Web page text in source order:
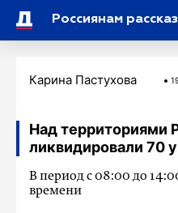
Карина Пастухова
Над территориями
ликвидировали 70
В период с 08:00 до
времени